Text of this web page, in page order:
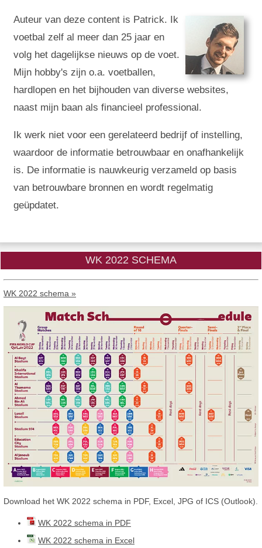
Auteur van deze content is Patrick. Ik
voetbal zelf al meer dan 25 jaar en
volg het dagelijkse nieuws op de voet.
Mijn hobby's zijn o.a. voetballen,
hardlopen en het bijhouden van diverse websites,
naast mijn baan als financieel professional.
Ik werk niet voor een gerelateerd bedrijf of instelling,
waardoor de informatie betrouwbaar en onafhankelijk
is. De informatie is nauwkeurig verzameld op basis
van betrouwbare bronnen en wordt regelmatig
geüpdatet.
WK 2022 SCHEMA
WK 2022 schema »
Download het WK 2022 schema in PDF, Excel, JPG of ICS (Outlook).
WK 2022 schema in PDF
WK 2022 schema in Excel